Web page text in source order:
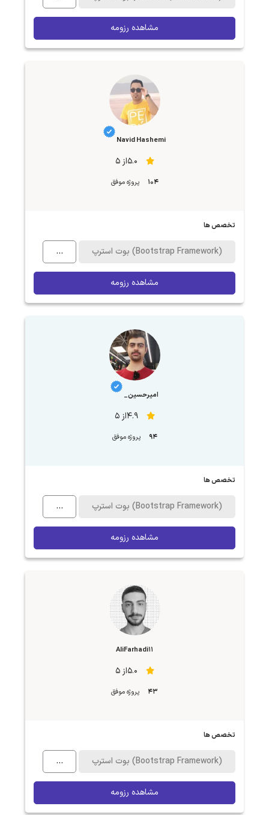
مشاهده رزومه
Navid Hashemi
5.0از 5
104 پروژه موفق
تخصص ها
بوت استرپ (Bootstrap Framework) ...
مشاهده رزومه
امیرحسین_
4.9از 5
94 پروژه موفق
تخصص ها
بوت استرپ (Bootstrap Framework) ...
مشاهده رزومه
AliFarhadi11
5.0از 5
43 پروژه موفق
تخصص ها
بوت استرپ (Bootstrap Framework) ...
مشاهده رزومه